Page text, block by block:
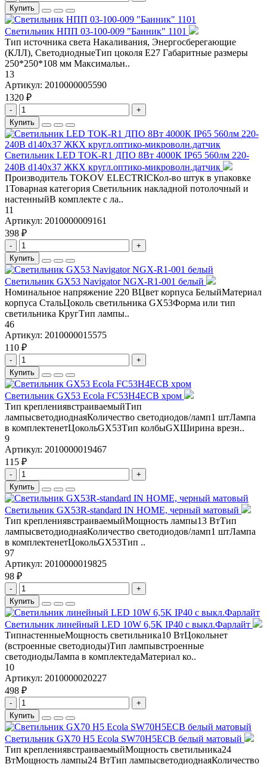
Купить
Светильник НПП 03-100-009 "Банник" 1101
Тип источника света Накаливания, Энергосберегающие
(КЛЛ), СветодиодныеТип цоколя Е27 Габаритные размеры
250*250*108 мм Максимальн..
13
Артикул: 2010000005590
1320 ₽
-
+
Купить
Светильник LED TOK-R1 ДПО 8Вт 4000К IP65 560лм 220-
240В d140х37 ЖКХ кругл.оптико-микроволн.датчик
Производитель TOKOV ELECTRICКол-во штук в упаковке
1Товарная категория Светильник накладной потолочный и
настенныйВ комплекте с ла..
11
Артикул: 2010000009161
398 ₽
-
+
Купить
Светильник GX53 Navigator NGX-R1-001 белый
Номинальное напряжение 220 ВЦвет корпуса БелыйМатериал
корпуса СтальЦоколь светильника GX53Форма или тип
светильника КругТип лампы..
46
Артикул: 2010000015575
110 ₽
-
+
Купить
Светильник GX53 Ecola FC53H4ECB хром
Тип креплениявстраиваемыйТип
лампысветодиоднаяКоличество светодиодов/ламп1 штЛампа
в комплектенетЦокольGX53Тип колбыGXШирина врезн..
9
Артикул: 2010000019467
115 ₽
-
+
Купить
Светильник GX53R-standard IN HOME, черный матовый
Тип креплениявстраиваемыйМощность лампы13 ВтТип
лампысветодиоднаяКоличество светодиодов/ламп1 штЛампа
в комплектенетЦокольGX53Тип ..
97
Артикул: 2010000019825
98 ₽
-
+
Купить
Светильник линейный LED 10W 6,5K IP40 с выкл.Фарлайт
ТипнастенныеМощность светильника10 ВтЦокольнет
(встроенные светодиоды)Тип лампывстроенные
светодиодыЛампа в комплектедаМатериал ко..
10
Артикул: 2010000020227
498 ₽
-
+
Купить
Светильник GX70 H5 Ecola SW70H5ECB белый матовый
Тип креплениявстраиваемыйМощность светильника24
ВтМощность лампы24 ВтТип лампысветодиоднаяКоличество